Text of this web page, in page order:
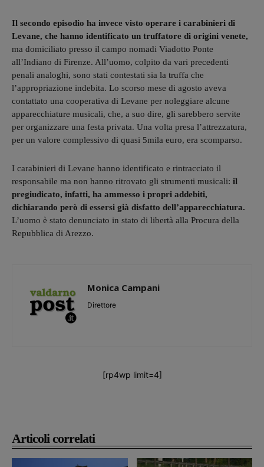
Articoli correlati
Il secondo episodio ha invece visto operare i carabinieri di
Levane, che hanno identificato un truffatore di origini venete,
ma domiciliato presso il campo nomadi Viadotto Ponte
all’Indiano di Firenze. All’uomo, colpito da vari precedenti
penali analoghi, sono stati contestati sia la truffa che
l’appropriazione indebita. Lo scorso mese di agosto aveva
contattato una cooperativa di Levane per noleggiare alcune
apparecchiature musicali, che, a suo dire, gli sarebbero servite
per organizzare una festa privata. Una volta presa l’attrezzatura,
per un valore complessivo di quasi 5mila euro, era scomparso.
I carabinieri di Levane hanno identificato e rintracciato il
responsabile ma non hanno ritrovato gli strumenti musicali: il
pregiudicato, infatti, ha ammesso i propri addebiti,
dichiarando però di essersi già disfatto dell’apparecchiatura.
L’uomo è stato denunciato in stato di libertà alla Procura della
Repubblica di Arezzo.
Monica Campani
Direttore
[rp4wp limit=4]